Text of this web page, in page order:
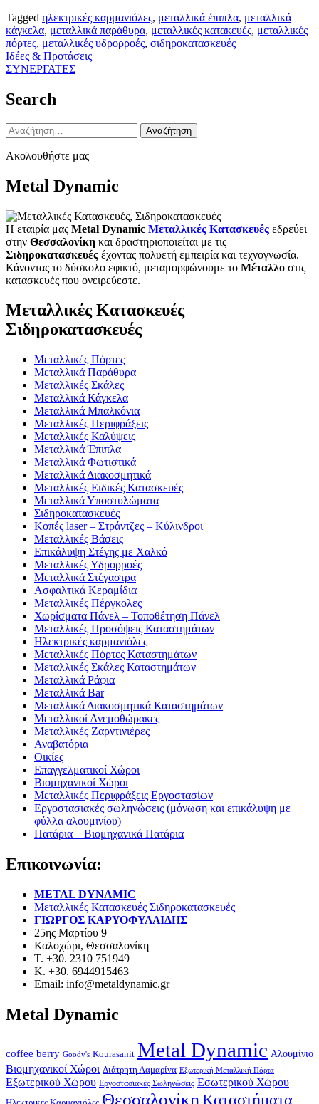
Tagged ηλεκτρικές καρμανιόλες, μεταλλικά έπιπλα, μεταλλικά
κάγκελα, μεταλλικά παράθυρα, μεταλλικές κατακευές, μεταλλικές
πόρτες, μεταλλικές υδρορροές, σιδηροκατασκευές
Πλοήγηση
άρθρων
Ιδέες & Προτάσεις
ΣΥΝΕΡΓΑΤΕΣ
Search
Αναζήτηση
για:
Ακολουθήστε μας
Metal Dynamic
Η εταιρία μας Metal Dynamic Μεταλλικές Κατασκευές εδρεύει
στην Θεσσαλονίκη και δραστηριοποιείται με τις
Σιδηροκατασκευές έχοντας πολυετή εμπειρία και τεχνογνωσία.
Κάνοντας το δύσκολο εφικτό, μεταμορφώνουμε το Μέταλλο στις
κατασκευές που ονειρεύεστε.
Μεταλλικές Κατασκευές
Σιδηροκατασκευές
Μεταλλικές Πόρτες
Μεταλλικά Παράθυρα
Μεταλλικές Σκάλες
Μεταλλικά Κάγκελα
Μεταλλικά Μπαλκόνια
Μεταλλικές Περιφράξεις
Μεταλλικές Καλύψεις
Μεταλλικά Έπιπλα
Μεταλλικά Φωτιστικά
Μεταλλικά Διακοσμητικά
Μεταλλικές Ειδικές Κατασκευές
Μεταλλικά Υποστυλώματα
Σιδηροκατασκευές
Κοπές laser – Στράντζες – Κύλινδροι
Μεταλλικές Βάσεις
Επικάλυψη Στέγης με Χαλκό
Μεταλλικές Υδρορροές
Μεταλλικά Στέγαστρα
Ασφαλτικά Κεραμίδια
Μεταλλικές Πέργκολες
Χωρίσματα Πάνελ – Τοποθέτηση Πάνελ
Μεταλλικές Προσόψεις Καταστημάτων
Ηλεκτρικές καρμανιόλες
Μεταλλικές Πόρτες Καταστημάτων
Μεταλλικές Σκάλες Καταστημάτων
Μεταλλικά Ράφια
Μεταλλικά Bar
Μεταλλικά Διακοσμητικά Καταστημάτων
Μεταλλικοί Ανεμοθώρακες
Μεταλλικές Ζαρντινιέρες
Αναβατόρια
Οικίες
Επαγγελματικοί Χώροι
Βιομηχανικοί Χώροι
Μεταλλικές Περιφράξεις Εργοστασίων
Εργοστασιακές σωληνώσεις (μόνωση και επικάλυψη με
φύλλα αλουμινίου)
Πατάρια – Βιομηχανικά Πατάρια
Επικοινωνία:
METAL DYNAMIC
Μεταλλικές Κατασκευές Σιδηροκατασκευές
ΓΙΩΡΓΟΣ ΚΑΡΥΟΦΥΛΛΙΔΗΣ
25ης Μαρτίου 9
Καλοχώρι, Θεσσαλονίκη
Τ. +30. 2310 751949
Κ. +30. 6944915463
Email: info@metaldynamic.gr
Metal Dynamic
coffee berry Goody's Kourasanit Metal Dynamic Αλουμίνιο
Βιομηχανικοί Χώροι Διάτρητη Λαμαρίνα Εξωτερική Μεταλλική Πόρτα
Εξωτερικού Χώρου Εργοστασιακές Σωληνώσεις Εσωτερικού Χώρου
Θεσσαλονίκη Καταστήματα